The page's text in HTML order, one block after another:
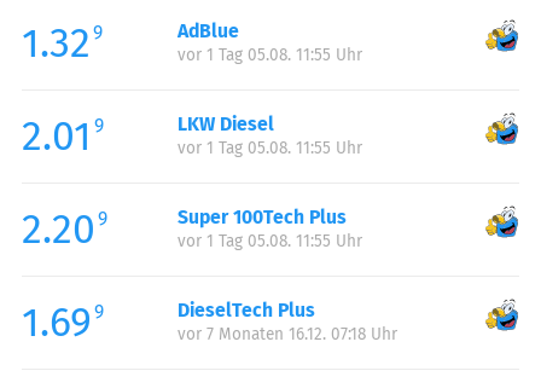
1.32 9 AdBlue
vor 1 Tag 05.08. 11:55 Uhr
2.01 9 LKW Diesel
vor 1 Tag 05.08. 11:55 Uhr
2.20 9 Super 100Tech Plus
vor 1 Tag 05.08. 11:55 Uhr
1.69 9 DieselTech Plus
vor 7 Monaten 16.12. 07:18 Uhr